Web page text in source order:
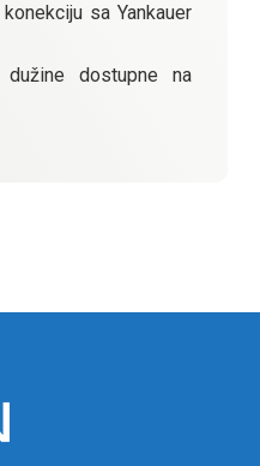
sa Yankauer
dostupne na